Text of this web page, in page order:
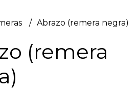
Abrazo (remera negra)
(remera